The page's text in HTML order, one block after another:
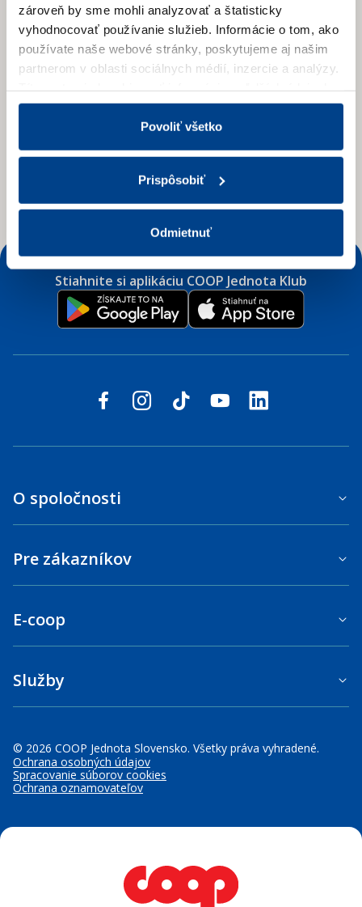
zároveň by sme mohli analyzovať a štatisticky
vyhodnocovať používanie služieb. Informácie o tom, ako
používate naše webové stránky, poskytujeme aj našim
partnerom v oblasti sociálnych médií, inzercie a analýzy.
ktoré vám poskytli alebo ktoré vás získali, keď ste
Viac informácií nájdete v Zásadách
spracúvania súborov cookies.
Povoliť všetko
Prispôsobiť
Odmietnuť
E-mail
spracovaním osobných údajov
Prihlásiť sa
Stiahnite si aplikáciu COOP Jednota Klub
Sledujte nás na sociálnych sieťach
facebookinstagram
tiktok youtubelinkedin
© 2026 COOP Jednota Slovensko. Všetky práva vyhradené.
Ochrana osobných údajov
Spracovanie súborov cookies
Ochrana oznamovateľov
O spoločnosti
Pre zákazníkov
E-coop
Služby